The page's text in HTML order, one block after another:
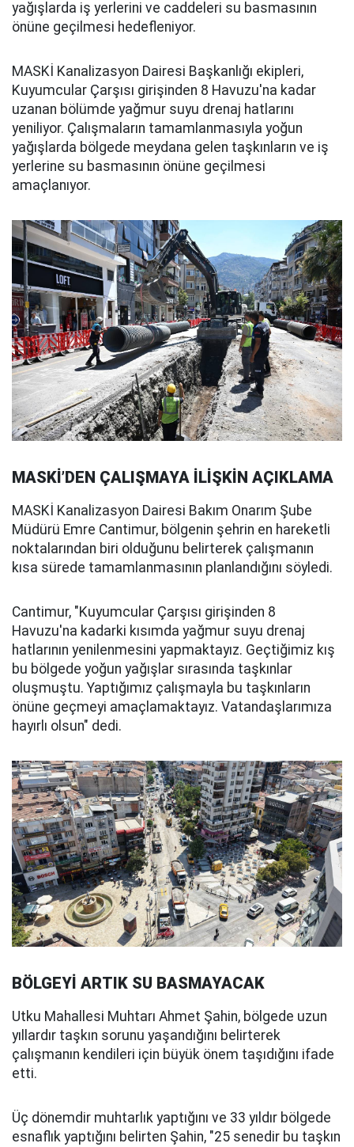
yağışlarda iş yerlerini ve caddeleri su basmasının
önüne geçilmesi hedefleniyor.
MASKİ Kanalizasyon Dairesi Başkanlığı ekipleri,
Kuyumcular Çarşısı girişinden 8 Havuzu'na kadar
uzanan bölümde yağmur suyu drenaj hatlarını
yeniliyor. Çalışmaların tamamlanmasıyla yoğun
yağışlarda bölgede meydana gelen taşkınların ve iş
yerlerine su basmasının önüne geçilmesi
amaçlanıyor.
MASKİ’DEN ÇALIŞMAYA İLİŞKİN AÇIKLAMA
MASKİ Kanalizasyon Dairesi Bakım Onarım Şube
Müdürü Emre Cantimur, bölgenin şehrin en hareketli
noktalarından biri olduğunu belirterek çalışmanın
kısa sürede tamamlanmasının planlandığını söyledi.
Cantimur, "Kuyumcular Çarşısı girişinden 8
Havuzu'na kadarki kısımda yağmur suyu drenaj
hatlarının yenilenmesini yapmaktayız. Geçtiğimiz kış
bu bölgede yoğun yağışlar sırasında taşkınlar
oluşmuştu. Yaptığımız çalışmayla bu taşkınların
önüne geçmeyi amaçlamaktayız. Vatandaşlarımıza
hayırlı olsun" dedi.
BÖLGEYİ ARTIK SU BASMAYACAK
Utku Mahallesi Muhtarı Ahmet Şahin, bölgede uzun
yıllardır taşkın sorunu yaşandığını belirterek
çalışmanın kendileri için büyük önem taşıdığını ifade
etti.
Üç dönemdir muhtarlık yaptığını ve 33 yıldır bölgede
esnaflık yaptığını belirten Şahin, "25 senedir bu taşkın